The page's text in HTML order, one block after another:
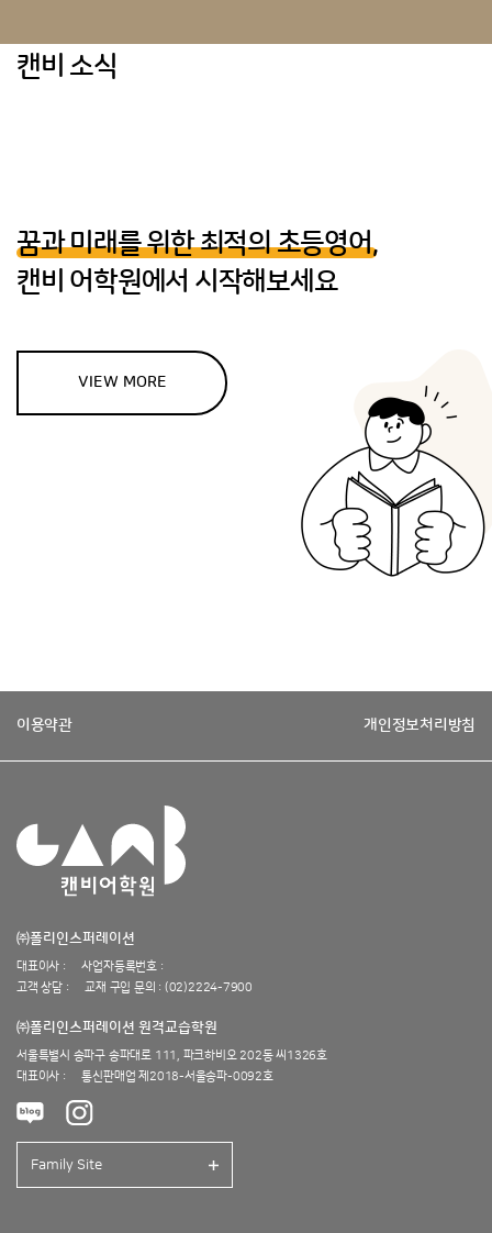
캔비 소식
꿈과 미래를 위한 최적의 초등영어,
캔비 어학원에서 시작해보세요
VIEW MORE
이용약관 개인정보처리방침
㈜폴리인스퍼레이션
대표이사 :
사업자등록번호 :
고객 상담 :
교재 구입 문의 : (02)2224-7900
㈜폴리인스퍼레이션 원격교습학원
서울특별시 송파구 송파대로 111, 파크하비오 202동 씨1326호
대표이사 :
통신판매업 제2018-서울송파-0092호
Family Site